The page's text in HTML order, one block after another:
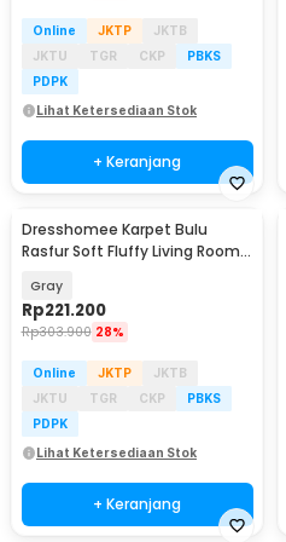
Online JKTP
JKTB
JKTU
TGR CKP
PBKS
PDPK
Lihat Ketersediaan Stok
+ Keranjang
Dresshomee Karpet Bulu
Rasfur Soft Fluffy Living Room
Gray
Rp221.200
Rp303.900 28%
Online JKTP
JKTB
JKTU
TGR CKP
PBKS
PDPK
Lihat Ketersediaan Stok
+ Keranjang